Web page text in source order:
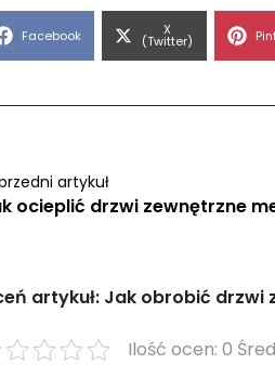
Share
Facebook Share
on
X
(Twitter)
artykuł
ocieplić drzwi zewnętrzne
artykuł: Jak obrobić drzwi
Ilość ocen: 0